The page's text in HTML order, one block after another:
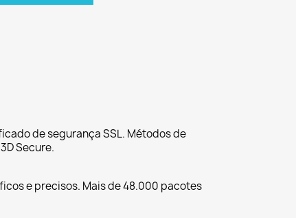
de segurança SSL. Métodos de
Secure.
e precisos. Mais de 48.000 pacotes